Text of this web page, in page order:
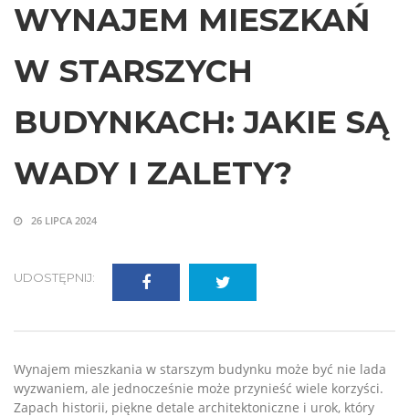
WYNAJEM MIESZKAŃ
W STARSZYCH
BUDYNKACH: JAKIE SĄ
WADY I ZALETY?
26 LIPCA 2024
UDOSTĘPNIJ:
Wynajem mieszkania w starszym budynku może być nie lada
wyzwaniem, ale jednocześnie może przynieść wiele korzyści.
Zapach historii, piękne detale architektoniczne i urok, który